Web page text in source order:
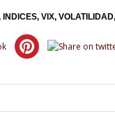
INDICES VIX VOLATILIDAD